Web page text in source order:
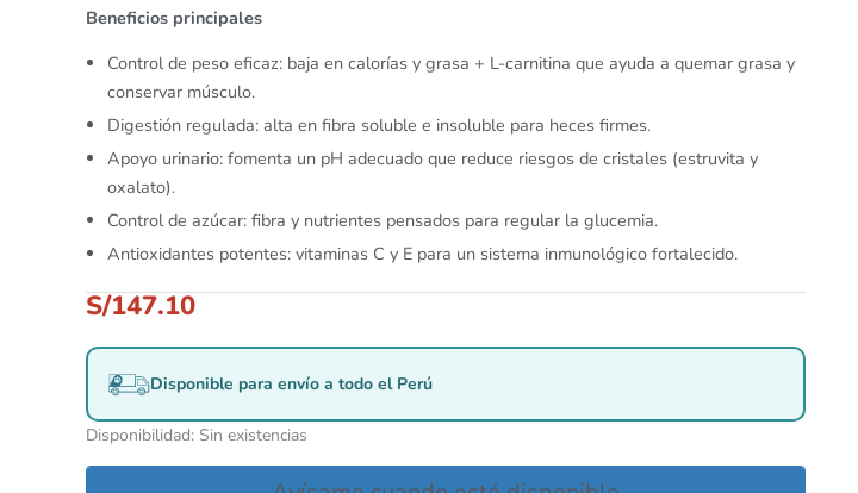
Beneficios principales
Control de peso eficaz: baja en calorías y grasa + L-carnitina que ayuda a quemar grasa y
conservar músculo.
Digestión regulada: alta en fibra soluble e insoluble para heces firmes.
Apoyo urinario: fomenta un pH adecuado que reduce riesgos de cristales (estruvita y
oxalato).
Control de azúcar: fibra y nutrientes pensados para regular la glucemia.
Antioxidantes potentes: vitaminas C y E para un sistema inmunológico fortalecido.
S/147.10
Disponible para envío a todo el Perú
Disponibilidad: Sin existencias